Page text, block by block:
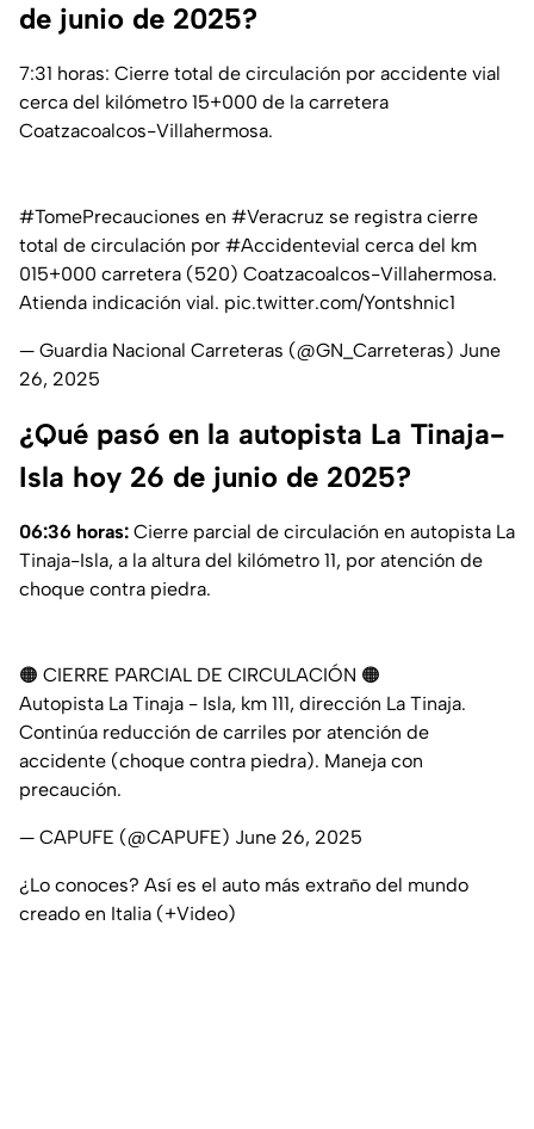
de junio de 2025?
7:31 horas: Cierre total de circulación por accidente vial
cerca del kilómetro 15+000 de la carretera
Coatzacoalcos-Villahermosa.
#TomePrecauciones en #Veracruz se registra cierre
total de circulación por #Accidentevial cerca del km
015+000 carretera (520) Coatzacoalcos-Villahermosa.
Atienda indicación vial. pic.twitter.com/Yontshnic1
— Guardia Nacional Carreteras (@GN_Carreteras) June
26, 2025
¿Qué pasó en la autopista La Tinaja-
Isla hoy 26 de junio de 2025?
06:36 horas: Cierre parcial de circulación en autopista La
Tinaja-Isla, a la altura del kilómetro 11, por atención de
choque contra piedra.
🟠 CIERRE PARCIAL DE CIRCULACIÓN 🟠
Autopista La Tinaja - Isla, km 111, dirección La Tinaja.
Continúa reducción de carriles por atención de
accidente (choque contra piedra). Maneja con
precaución.
— CAPUFE (@CAPUFE) June 26, 2025
¿Lo conoces? Así es el auto más extraño del mundo
creado en Italia (+Video)